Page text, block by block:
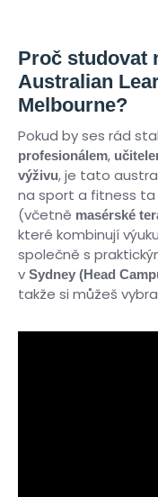
Proč studovat
Australian
Melbourne?
Pokud by ses rád stal
profesionálem,
výživu, je tato
na sport a fitness ta
(včetně masérské
které kombinují
společně s
v Sydney (Head
takže si můžeš